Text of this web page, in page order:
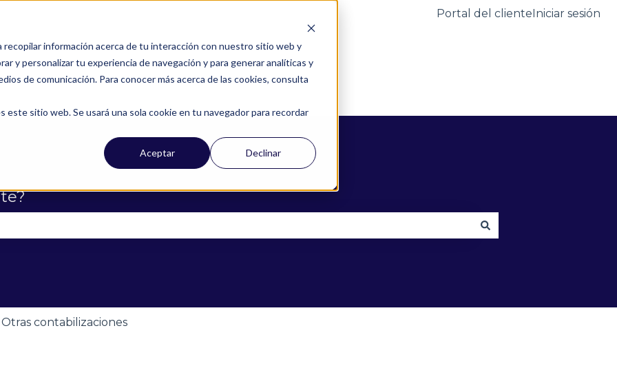
información acerca de tu interacción con nuestro sitio web y
y personalizar tu experiencia de navegación y para generar analíticas y
de comunicación. Para conocer más acerca de las cookies, consulta
sitio web. Se usará una sola cookie en tu navegador para recordar
Aceptar Declinar
Portal del clienteIniciar sesión
Otras contabilizaciones